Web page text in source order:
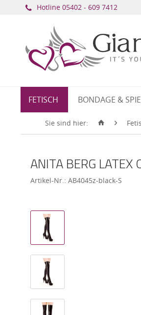
Hotline ​ 05402 - 609 7412
FETISCH BONDAGE &
Sie sind hier:
ANITA BERG LATEX
Artikel-Nr.: AB4045z-black-S